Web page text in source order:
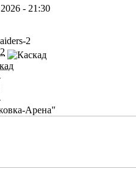
- 21:30
Арена"